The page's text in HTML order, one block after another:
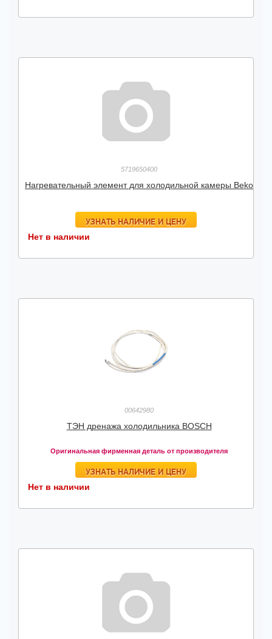
5719650400
Нагревательный элемент для холодильной камеры Beko
УЗНАТЬ НАЛИЧИЕ И ЦЕНУ
Нет в наличии
00642980
ТЭН дренажа холодильника BOSCH
Оригинальная фирменная деталь от производителя
УЗНАТЬ НАЛИЧИЕ И ЦЕНУ
Нет в наличии